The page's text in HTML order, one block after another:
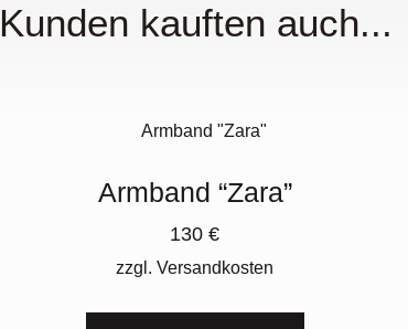
Kunden kauften auch...
Armband “Zara”
130€
zzgl.Versandkosten